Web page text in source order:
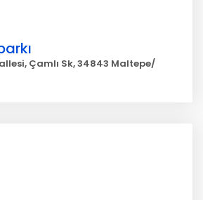
Çamlı Sk, 34843 Maltepe/